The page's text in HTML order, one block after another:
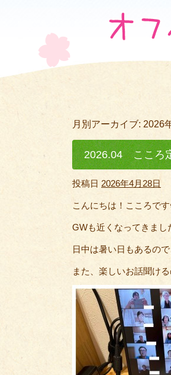
月別アーカイブ: 2026
2026.04 こころ
投稿日 2026年4月28日
こんにちは！こころで
GWも近くなってきまし
日中は暑い日もあるの
また、楽しいお話聞け